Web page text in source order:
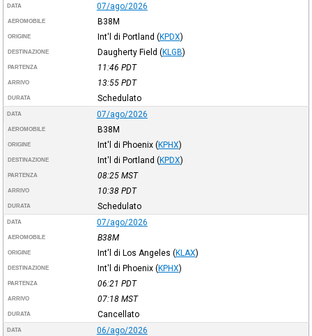
DATA 07/ago/2026
AEROMOBILE B38M
ORIGINE Int'l di Portland (KPDX)
DESTINAZIONE Daugherty Field (KLGB)
PARTENZA 11:46 PDT
ARRIVO 13:55 PDT
DURATA Schedulato
DATA 07/ago/2026
AEROMOBILE B38M
ORIGINE Int'l di Phoenix (KPHX)
DESTINAZIONE Int'l di Portland (KPDX)
PARTENZA 08:25 MST
ARRIVO 10:38 PDT
DURATA Schedulato
DATA 07/ago/2026
AEROMOBILE B38M
ORIGINE Int'l di Los Angeles (KLAX)
DESTINAZIONE Int'l di Phoenix (KPHX)
PARTENZA 06:21 PDT
ARRIVO 07:18 MST
DURATA Cancellato
DATA 06/ago/2026